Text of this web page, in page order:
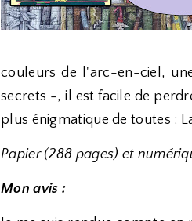
couleurs de l'arc-en-ciel,
secrets -, il est facile de
plus énigmatique de toutes :
Papier (288 pages) et
Mon avis :